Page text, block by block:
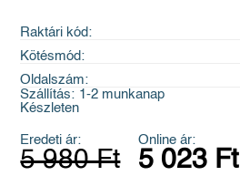
Raktári kód:
Kötésmód:
Oldalszám:
Szállítás: 1-2 munkanap
Készleten
Eredeti ár:
5 980 Ft
Online ár:
5 023 Ft